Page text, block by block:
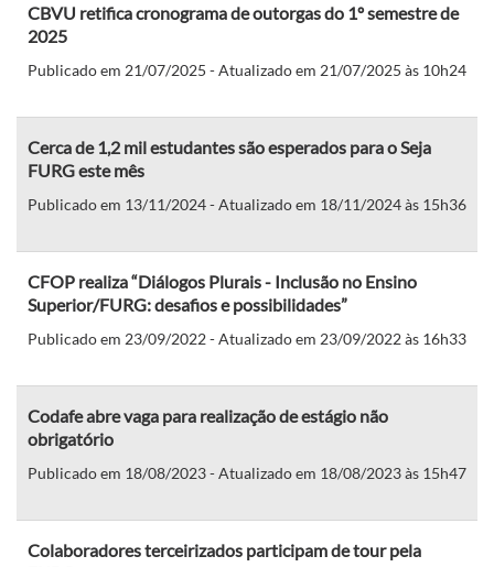
CBVU retifica cronograma de outorgas do 1º semestre de
2025
Publicado em 21/07/2025 - Atualizado em 21/07/2025 às 10h24
Cerca de 1,2 mil estudantes são esperados para o Seja
FURG este mês
Publicado em 13/11/2024 - Atualizado em 18/11/2024 às 15h36
CFOP realiza “Diálogos Plurais - Inclusão no Ensino
Superior/FURG: desafios e possibilidades”
Publicado em 23/09/2022 - Atualizado em 23/09/2022 às 16h33
Codafe abre vaga para realização de estágio não
obrigatório
Publicado em 18/08/2023 - Atualizado em 18/08/2023 às 15h47
Colaboradores terceirizados participam de tour pela